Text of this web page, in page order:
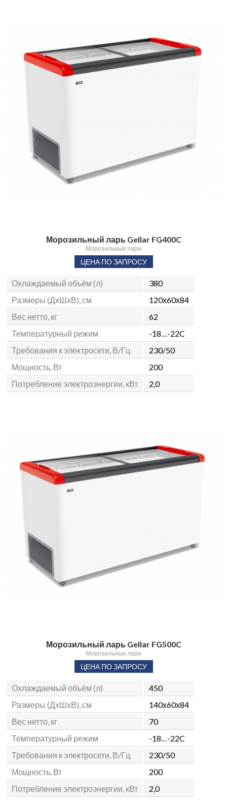
Морозильный ларь Gellar FG400C
Морозильные лари
ЦЕНА ПО ЗАПРОСУ
Охлаждаемый объём (л)
380
Размеры (ДхШхВ), см
120х60х84
Вес нетто, кг
62
Температурный режим
-18…-22C
Требования к электросети, В/Гц
230/50
Мощность, Вт
200
Потребление электроэнергии, кВт
2,0
Морозильный ларь Gellar FG500C
Морозильные лари
ЦЕНА ПО ЗАПРОСУ
Охлаждаемый объём (л)
450
Размеры (ДхШхВ), см
140х60х84
Вес нетто, кг
70
Температурный режим
-18…-22C
Требования к электросети, В/Гц
230/50
Мощность, Вт
200
Потребление электроэнергии, кВт
2,0